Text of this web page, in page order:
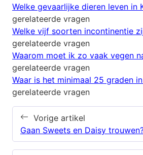
Welke gevaarlijke dieren leven in
gerelateerde vragen
Welke vijf soorten incontinentie
gerelateerde vragen
Waarom moet ik zo vaak vegen
gerelateerde vragen
Waar is het minimaal 25 graden
gerelateerde vragen
Vorige artikel
Gaan Sweets en Daisy